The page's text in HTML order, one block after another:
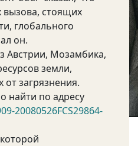
вызова, стоящих
глобального
он.
Австрии, Мозамбика,
земли,
загрязнения.
найти по адресу
20080526FCS29864-